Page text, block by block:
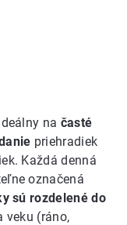
na časté
priehradiek
Každá denná
označená
sú rozdelené do
veku (ráno,